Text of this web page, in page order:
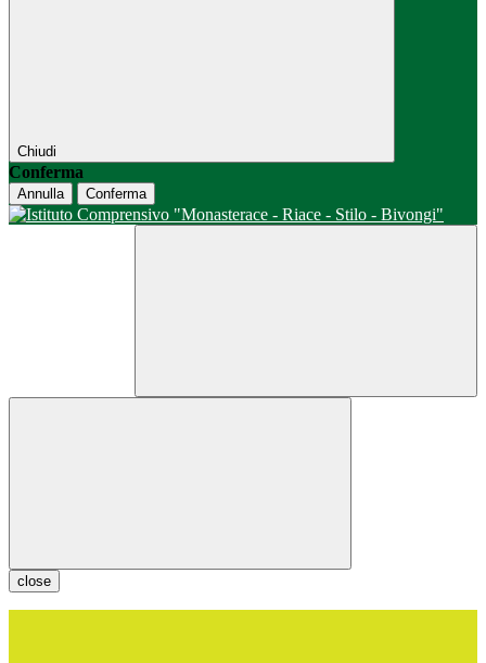
Chiudi
Conferma
Annulla Conferma
close